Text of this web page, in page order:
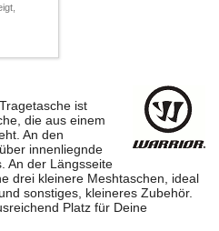
ist
die aus einem
An den
innenliegnde
An der Längsseite
drei kleinere Meshtaschen, ideal
sonstiges, kleineres Zubehör.
Platz für Deine